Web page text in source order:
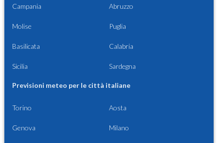
Campania Abruzzo
Molise Puglia
Basilicata Calabria
Sicilia Sardegna
Previsioni meteo per le città italiane
Torino Aosta
Genova Milano